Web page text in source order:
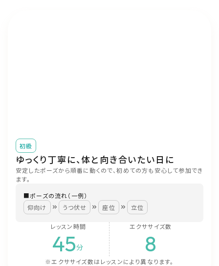
初級
ゆっくり丁寧に、体と向き合いたい日に
安定したポーズから順番に動くので、初めての方も安心して参加でき
ます。
■ポーズの流れ（一例）
仰向け
うつ伏せ 座位 立位
レッスン時間
45分
エクササイズ数
8
※エクササイズ数はレッスンにより異なります。